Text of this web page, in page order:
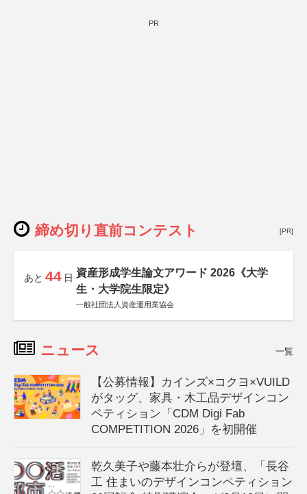
PR
締め切り直前コンテスト [PR]
あと 44 日 資産形成学生論文アワード 2026《大学
生・大学院生限定》
一般社団法人資産運用業協会
ニュース 一覧
【公募情報】カインズ×コクヨ×VUILD
がタッグ、家具・木工品デザインコン
ペティション「CDM Digi Fab
COMPETITION 2026」を初開催
乾久美子や藤本壮介らが登壇、「長谷
工 住まいのデザインコンペティション